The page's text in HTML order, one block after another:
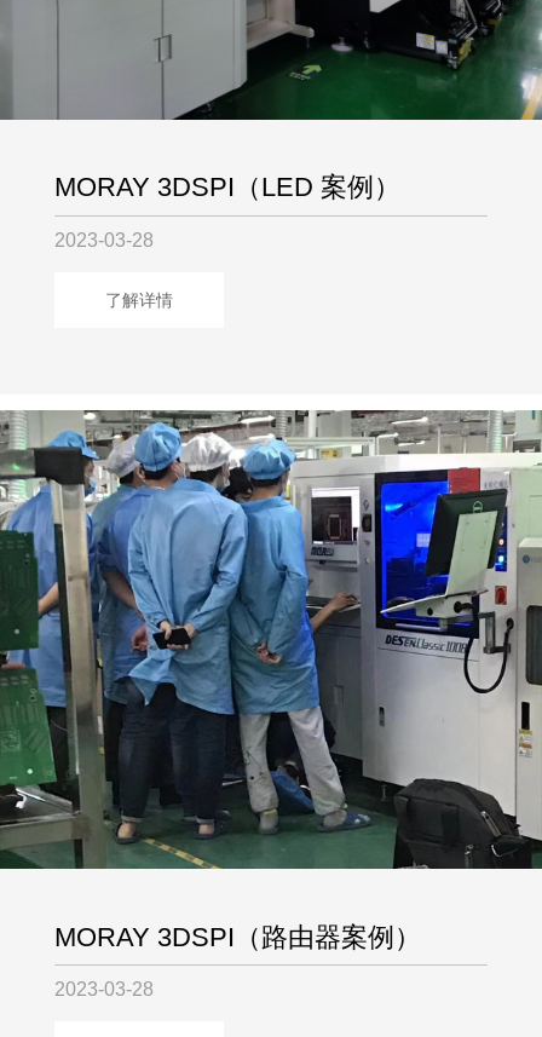
MORAY 3DSPI（LED 案例）
2023-03-28
了解详情
MORAY 3DSPI（路由器案例）
2023-03-28